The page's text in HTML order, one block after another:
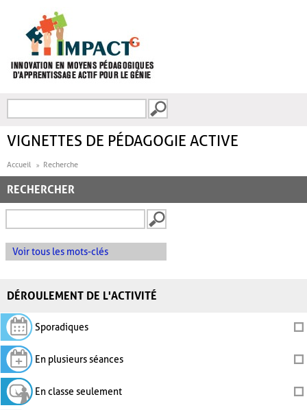
FORMULAIRE DE
VIGNETTES DE PÉDAGOGIE ACTIVE
Accueil Recherche
RECHERCHER
Voir tous les mots-clés
DÉROULEMENT DE L'ACTIVITÉ
Sporadiques
En plusieurs séances
En classe seulement